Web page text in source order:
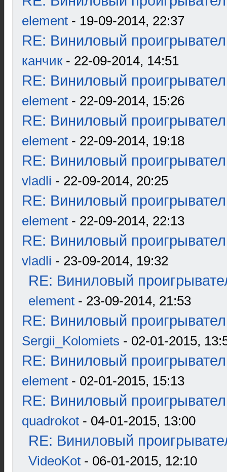
element - 19-09-2014, 22:37
RE: Виниловый
канчик- 22-09-2014, 14:51
RE: Виниловый
element - 22-09-2014, 15:26
RE: Виниловый
element - 22-09-2014, 19:18
RE: Виниловый
vladli - 22-09-2014, 20:25
RE: Виниловый
element - 22-09-2014, 22:13
RE: Виниловый
vladli - 23-09-2014, 19:32
RE: Виниловый
element - 23-09-2014, 21:53
RE: Виниловый
Sergii_Kolomiets - 02-01-2015,
RE: Виниловый
element - 02-01-2015, 15:13
RE: Виниловый
quadrokot - 04-01-2015, 13:00
RE: Виниловый
VideoKot - 06-01-2015, 12:10